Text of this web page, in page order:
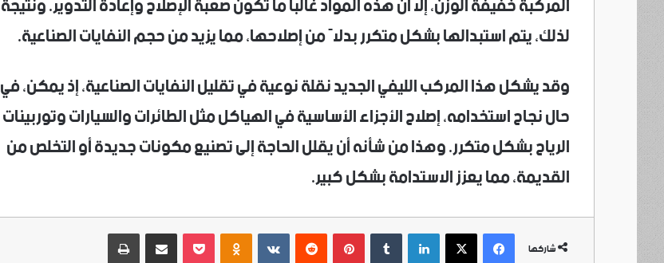
لذلك، يتم استبدالها بشكل متكرر بدلاً من إصلاحها، مما يزيد من حجم النفايات الصناعية.
وقد يشكل هذا المركب الليفي الجديد نقلة نوعية في تقليل النفايات الصناعية، إذ يمكن، في
حال نجاح استخدامه، إصلاح الأجزاء الأساسية في الهياكل مثل الطائرات والسيارات وتوربينات
الرياح بشكل متكرر. وهذا من شأنه أن يقلل الحاجة إلى تصنيع مكونات جديدة أو التخلص من
القديمة، مما يعزز الاستدامة بشكل كبير.
شاركها فيسبوك
‫X لينكدإن
‏Tumblr بينتيريست
‏Reddit
‏VKontakte
Odnoklassniki
‫Pocketمشاركة عبر البريد طباعة